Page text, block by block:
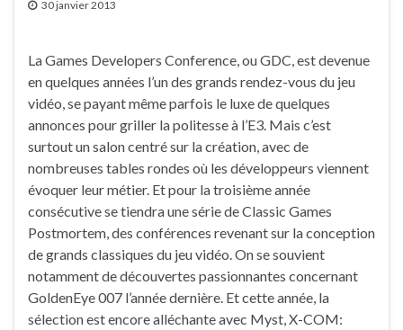
30 janvier 2013
La Games Developers Conference, ou GDC, est devenue
en quelques années l’un des grands rendez-vous du jeu
vidéo, se payant même parfois le luxe de quelques
annonces pour griller la politesse à l’E3. Mais c’est
surtout un salon centré sur la création, avec de
nombreuses tables rondes où les développeurs viennent
évoquer leur métier. Et pour la troisième année
consécutive se tiendra une série de Classic Games
Postmortem, des conférences revenant sur la conception
de grands classiques du jeu vidéo. On se souvient
notamment de découvertes passionnantes concernant
GoldenEye 007 l’année dernière. Et cette année, la
sélection est encore alléchante avec Myst, X-COM: